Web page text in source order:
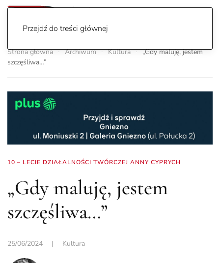
Przejdź do treści głównej
Strona główna Archiwum Kultura
„Gdy maluję, jestem
szczęśliwa…”
10 – LECIE DZIAŁALNOŚCI TWÓRCZEJ ANNY CYPRYCH
„Gdy maluję, jestem
szczęśliwa…”
25/06/2024 | Kultura